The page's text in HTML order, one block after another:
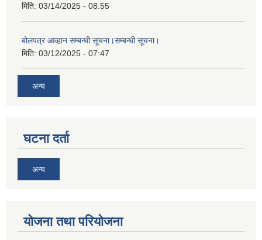
मिति: 03/14/2025 - 08:55
बोलपत्र आव्हान सम्बन्धी सूचना।सम्बन्धी सूचना।
मिति: 03/12/2025 - 07:47
अन्य
घटना दर्ता
अन्य
योजना तथा परियोजना